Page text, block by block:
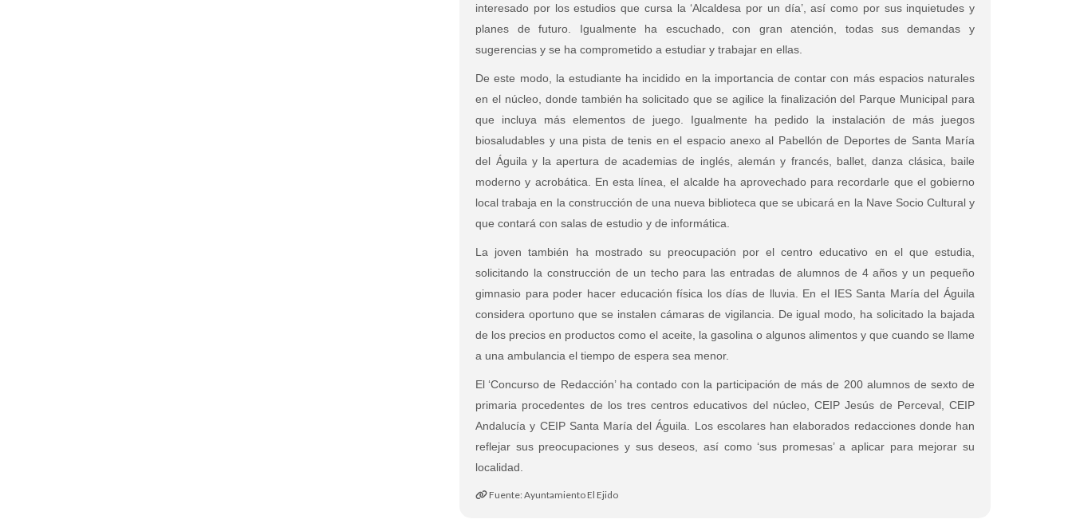
interesado por los estudios que cursa la ‘Alcaldesa por un día’, así como por sus inquietudes y
planes de futuro. Igualmente ha escuchado, con gran atención, todas sus demandas y
sugerencias y se ha comprometido a estudiar y trabajar en ellas.
De este modo, la estudiante ha incidido en la importancia de contar con más espacios naturales
en el núcleo, donde también ha solicitado que se agilice la finalización del Parque Municipal para
que incluya más elementos de juego. Igualmente ha pedido la instalación de más juegos
biosaludables y una pista de tenis en el espacio anexo al Pabellón de Deportes de Santa María
del Águila y la apertura de academias de inglés, alemán y francés, ballet, danza clásica, baile
moderno y acrobática. En esta línea, el alcalde ha aprovechado para recordarle que el gobierno
local trabaja en la construcción de una nueva biblioteca que se ubicará en la Nave Socio Cultural y
que contará con salas de estudio y de informática.
La joven también ha mostrado su preocupación por el centro educativo en el que estudia,
solicitando la construcción de un techo para las entradas de alumnos de 4 años y un pequeño
gimnasio para poder hacer educación física los días de lluvia. En el IES Santa María del Águila
considera oportuno que se instalen cámaras de vigilancia. De igual modo, ha solicitado la bajada
de los precios en productos como el aceite, la gasolina o algunos alimentos y que cuando se llame
a una ambulancia el tiempo de espera sea menor.
El ‘Concurso de Redacción’ ha contado con la participación de más de 200 alumnos de sexto de
primaria procedentes de los tres centros educativos del núcleo, CEIP Jesús de Perceval, CEIP
Andalucía y CEIP Santa María del Águila. Los escolares han elaborados redacciones donde han
reflejar sus preocupaciones y sus deseos, así como ‘sus promesas’ a aplicar para mejorar su
localidad.
Fuente: Ayuntamiento El Ejido